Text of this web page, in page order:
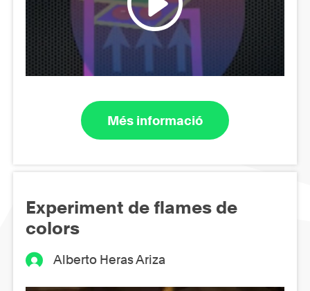
Més informació
Experiment de flames de
colors
Alberto Heras Ariza